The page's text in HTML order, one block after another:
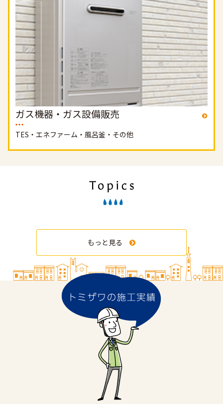
ガス機器・ガス設備販売
TES・エネファーム・風呂釜・その他
もっと見る